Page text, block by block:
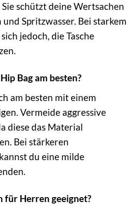
schützt deine Wertsachen
Spritzwasser. Bei starkem
jedoch, die Tasche
Bag am besten?
am besten mit einem
Vermeide aggressive
diese das Material
Bei stärkeren
du eine milde
für Herren geeignet?